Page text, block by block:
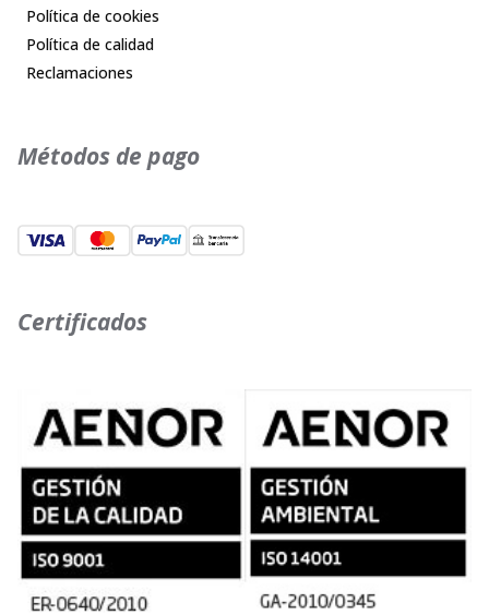
Política de cookies
Política de calidad
Reclamaciones
Métodos de pago
Certificados